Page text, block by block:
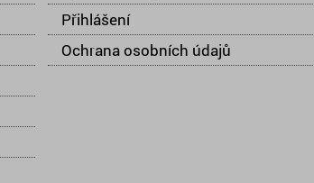
Přihlášení
Ochrana osobních údajů